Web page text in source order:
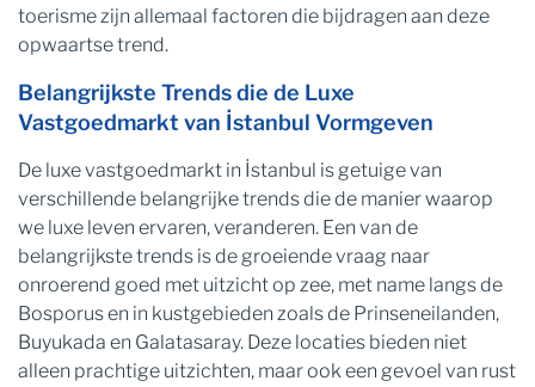
toerisme zijn allemaal factoren die bijdragen aan deze
opwaartse trend.
Belangrijkste Trends die de Luxe
Vastgoedmarkt van İstanbul Vormgeven
De luxe vastgoedmarkt in İstanbul is getuige van
verschillende belangrijke trends die de manier waarop
we luxe leven ervaren, veranderen. Een van de
belangrijkste trends is de groeiende vraag naar
onroerend goed met uitzicht op zee, met name langs de
Bosporus en in kustgebieden zoals de Prinseneilanden,
Buyukada en Galatasaray. Deze locaties bieden niet
alleen prachtige uitzichten, maar ook een gevoel van rust